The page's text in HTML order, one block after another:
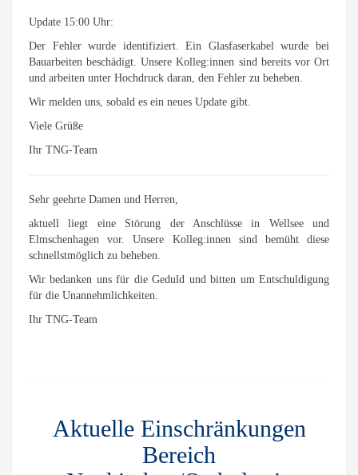
Update 15:00 Uhr:
Der Fehler wurde identifiziert. Ein Glasfaserkabel wurde bei
Bauarbeiten beschädigt. Unsere Kolleg:innen sind bereits vor Ort
und arbeiten unter Hochdruck daran, den Fehler zu beheben.
Wir melden uns, sobald es ein neues Update gibt.
Viele Grüße
Ihr TNG-Team
Sehr geehrte Damen und Herren,
aktuell liegt eine Störung der Anschlüsse in Wellsee und
Elmschenhagen vor. Unsere Kolleg:innen sind bemüht diese
schnellstmöglich zu beheben.
Wir bedanken uns für die Geduld und bitten um Entschuldigung
für die Unannehmlichkeiten.
Ihr TNG-Team
Aktuelle Einschränkungen
Bereich